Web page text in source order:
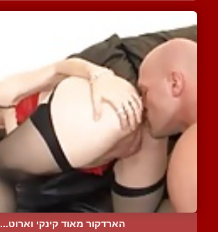
הארדקור מאוד קינקי וארוט...